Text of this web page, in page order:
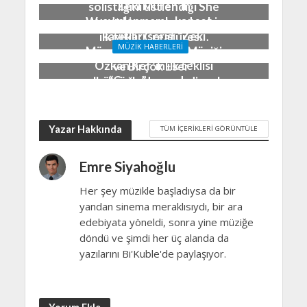
solistliğini üstlendiği She
Won’t Live grubundan bir
ilk tekli : Creatures…
18 Ocak 2021
Zeki Müren’in
yayınlanmamış konser
kayıtları serisi “Zeki
Müren: Türk Sanat Müziği
ve Birçok Eser”
albümüyle devam ediyor!
MÜZIK HABERLERI
Özkan Kef’in ilk teklisi
“Çağrı” yayında…
Yazar Hakkında TÜM İÇERIKLERI GÖRÜNTÜLE
Emre Siyahoğlu
Her şey müzikle başladıysa da bir
yandan sinema meraklısıydı, bir ara
edebiyata yöneldi, sonra yine müziğe
döndü ve şimdi her üç alanda da
yazılarını Bi'Kuble'de paylaşıyor.